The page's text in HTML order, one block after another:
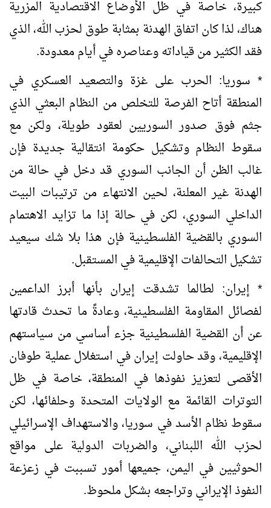
كبيرة، خاصة في ظل الأوضاع الاقتصادية المزرية
هناك، لذا كان اتفاق الهدنة بمثابة طوق لحزب الله، الذي
فقد الكثير من قياداته وعناصره في أيام معدودة.
* سوريا: الحرب على غزة والتصعيد العسكري في
المنطقة أتاح الفرصة للتخلص من النظام البعثي الذي
جثم فوق صدور السوريين لعقود طويلة، ولكن مع
سقوط النظام وتشكيل حكومة انتقالية جديدة فإن
غالب الظن أن الجانب السوري قد دخل في حالة من
الهدنة غير المعلنة، لحين الانتهاء من ترتيبات البيت
الداخلي السوري، لكن في حالة إذا ما تزايد الاهتمام
السوري بالقضية الفلسطينية فإن هذا بلا شك سيعيد
تشكيل التحالفات الإقليمية في المستقبل.
* إيران: لطالما تشدقت إيران بأنها أبرز الداعمين
لفصائل المقاومة الفلسطينية، وعادةً ما تحدث قادتها
عن أن القضية الفلسطينية جزء أساسي من سياستهم
الإقليمية، وقد حاولت إيران في استغلال عملية طوفان
الأقصى لتعزيز نفوذها في المنطقة، خاصة في ظل
التوترات القائمة مع الولايات المتحدة وحلفائها، لكن
سقوط نظام الأسد في سوريا، والاستهداف الإسرائيلي
لحزب الله اللبناني، والضربات الدولية على مواقع
الحوثيين في اليمن، جميعها أمور تسببت في زعزعة
النفوذ الإيراني وتراجعه بشكل ملحوظ.